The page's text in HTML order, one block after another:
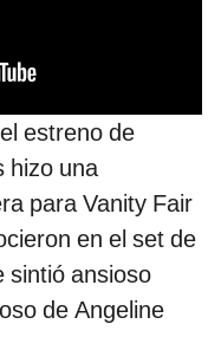
estreno de
hizo una
para Vanity Fair
en el set de
sintió ansioso
de Angeline